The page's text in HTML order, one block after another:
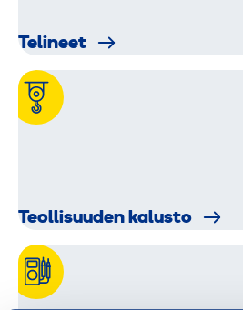
Telineet
Teollisuuden kalusto